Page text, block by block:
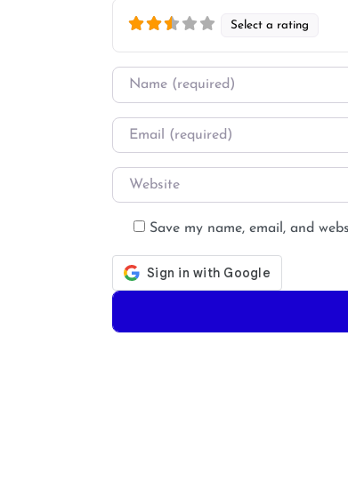
Select a rating
Name
Email
Website
Save my name, email, and